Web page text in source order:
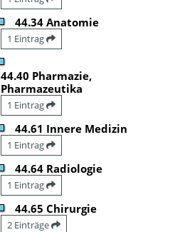
44.34 Anatomie
1 Eintrag
44.40 Pharmazie,
Pharmazeutika
1 Eintrag
44.61 Innere Medizin
1 Eintrag
44.64 Radiologie
1 Eintrag
44.65 Chirurgie
2 Einträge